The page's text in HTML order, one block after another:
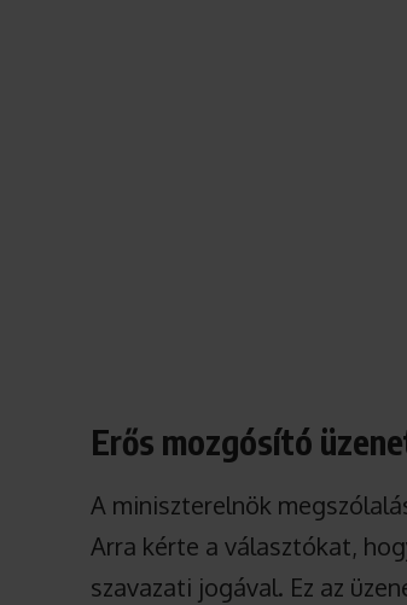
Erős mozgósító
A miniszterelnök
Arra kérte a választókat,
szavazati jogával. Ez az